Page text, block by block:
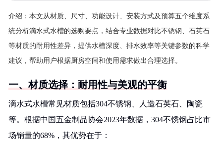
介绍： 本文从材质、尺寸、功能设计、安装方式及预算五个维度系
统分析滴水式水槽的选购要点，结合专业数据对比不锈钢、石英石
等材质的耐用性差异，提供水槽深度、排水效率等关键参数的科学
建议，帮助用户根据厨房空间和使用需求做出合理选择。
一、材质选择：耐用性与美观的平衡
滴水式水槽常见材质包括304不锈钢、人造石英石、陶瓷
等。根据中国五金制品协会2023年数据，304不锈钢占比市
场销量的68%，其优势在于：